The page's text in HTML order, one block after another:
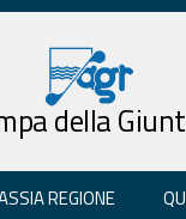
della
REGIONE